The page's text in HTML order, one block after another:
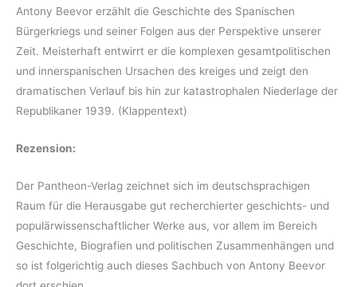
Antony Beevor erzählt die Geschichte des Spanischen
Bürgerkriegs und seiner Folgen aus der Perspektive unserer
Zeit. Meisterhaft entwirrt er die komplexen gesamtpolitischen
und innerspanischen Ursachen des kreiges und zeigt den
dramatischen Verlauf bis hin zur katastrophalen Niederlage der
Republikaner 1939. (Klappentext)
Rezension:
Der Pantheon-Verlag zeichnet sich im deutschsprachigen
Raum für die Herausgabe gut recherchierter geschichts- und
populärwissenschaftlicher Werke aus, vor allem im Bereich
Geschichte, Biografien und politischen Zusammenhängen und
so ist folgerichtig auch dieses Sachbuch von Antony Beevor